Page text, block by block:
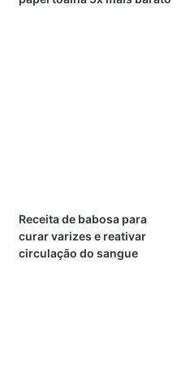
Receita de babosa para
curar varizes e reativar
circulação do sangue